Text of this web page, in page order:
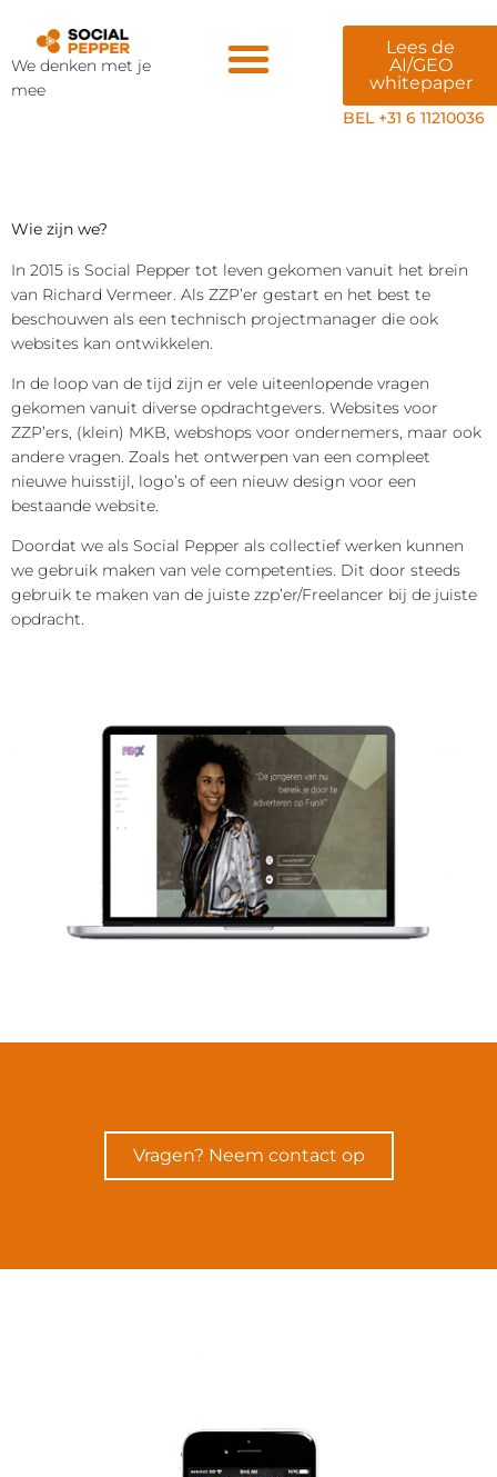
We denken met je
mee
Lees de
AI/GEO
whitepaper
BEL +31 6 11210036
Wie zijn we?
In 2015 is Social Pepper tot leven gekomen vanuit het brein
van Richard Vermeer. Als ZZP’er gestart en het best te
beschouwen als een technisch projectmanager die ook
websites kan ontwikkelen.
In de loop van de tijd zijn er vele uiteenlopende vragen
gekomen vanuit diverse opdrachtgevers. Websites voor
ZZP’ers, (klein) MKB, webshops voor ondernemers, maar ook
andere vragen. Zoals het ontwerpen van een compleet
nieuwe huisstijl, logo’s of een nieuw design voor een
bestaande website.
Doordat we als Social Pepper als collectief werken kunnen
we gebruik maken van vele competenties. Dit door steeds
gebruik te maken van de juiste zzp’er/Freelancer bij de juiste
opdracht.
Vragen? Neem contact op